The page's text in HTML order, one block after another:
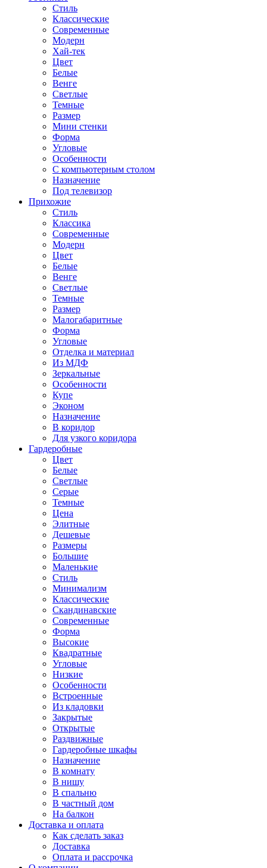
Стиль
Классические
Современные
Модерн
Хай-тек
Цвет
Белые
Венге
Светлые
Темные
Размер
Мини стенки
Форма
Угловые
Особенности
С компьютерным столом
Назначение
Под телевизор
Прихожие
Стиль
Классика
Современные
Модерн
Цвет
Белые
Венге
Светлые
Темные
Размер
Малогабаритные
Форма
Угловые
Отделка и материал
Из МДФ
Зеркальные
Особенности
Купе
Эконом
Назначение
В коридор
Для узкого коридора
Гардеробные
Цвет
Белые
Светлые
Серые
Темные
Цена
Элитные
Дешевые
Размеры
Большие
Маленькие
Стиль
Минимализм
Классические
Скандинавские
Современные
Форма
Высокие
Квадратные
Угловые
Низкие
Особенности
Встроенные
Из кладовки
Закрытые
Открытые
Раздвижные
Гардеробные шкафы
Назначение
В комнату
В нишу
В спальню
В частный дом
На балкон
Доставка и оплата
Как сделать заказ
Доставка
Оплата и рассрочка